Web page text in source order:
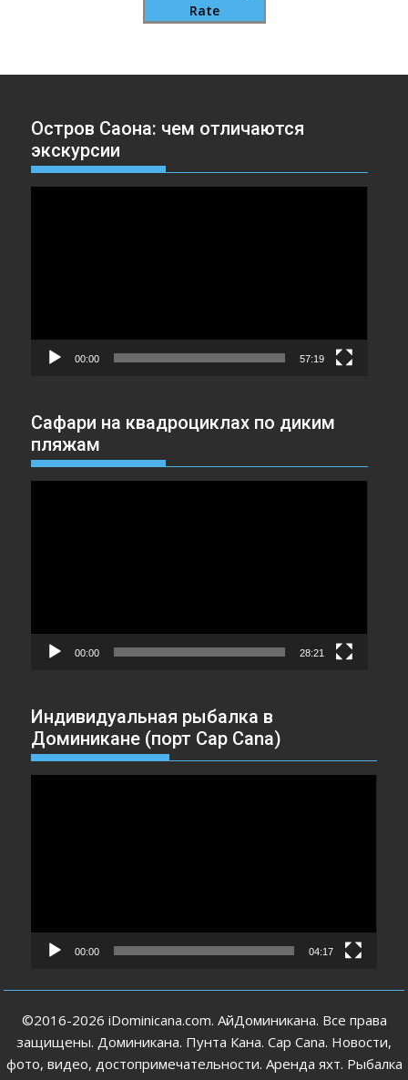
Rate
Остров Саона: чем отличаются
экскурсии
00:00 57:19
Сафари на квадроциклах по диким
пляжам
00:00 28:21
Индивидуальная рыбалка в
Доминикане (порт Cap Cana)
00:00 04:17
©2016-2026 iDominicana.com. АйДоминикана. Все права
защищены. Доминикана. Пунта Кана. Cap Cana. Новости,
фото, видео, достопримечательности. Аренда яхт. Рыбалка